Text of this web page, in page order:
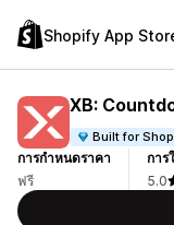
Shopify App
XB:
Built for
การกำหนดราคา
ฟรี
การ
5.0